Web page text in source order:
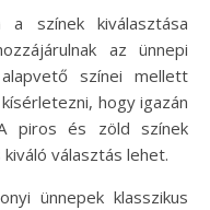
a színek kiválasztása
az ünnepi
színei mellett
hogy igazán
piros és zöld színek
választás lehet.
ünnepek klasszikus